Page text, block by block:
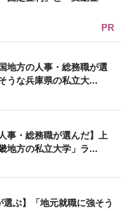
PR
地方の人事・総務職が選
うな兵庫県の私立大...
事・総務職が選んだ】上
地方の私立大学」ラ...
選ぶ】「地元就職に強そう